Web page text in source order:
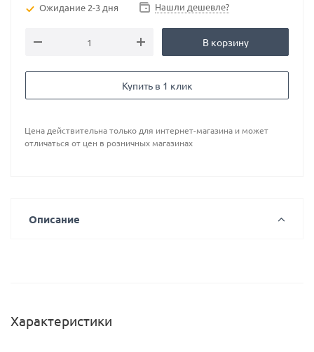
Ожидание 2-3 дня Нашли дешевле?
В корзину
Купить в 1 клик
Цена действительна только для интернет-магазина и может
отличаться от цен в розничных магазинах
Описание
Характеристики